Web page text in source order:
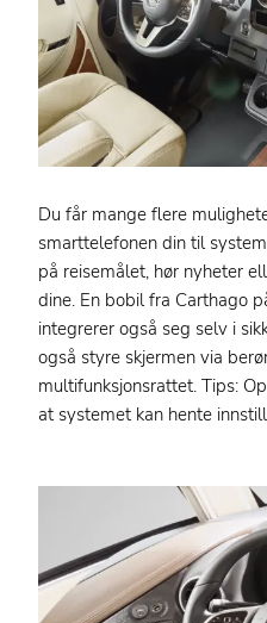
Du får mange flere
smarttelefonen din til
på reisemålet, hør nyheter
dine. En bobil fra Carthago
integrerer også seg selv i
også styre skjermen via
multifunksjonsrattet. Tips:
at systemet kan hente